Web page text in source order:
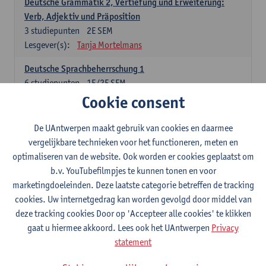
Verb, Adjektiv und Präposition
2E SEM
3 studiepunten
Lesgever(s):
Tanja Mortelmans
Deutsche Sprachbeherrschung 1
1E/2E SEM
6studiepunten
Tanja Mortelmans Alex Haider
Raum
1E/2E SEM
6 studiepunten
Lesgever(s):
Carola Strobl Alex Haider
Engels: verplichte opleidingsonderdelen
Advanced English Grammar for English Language
Professionals
1E/2E SEM
Lesgever(s):
Jim Ureel
Cookie consent
De UAntwerpen maakt gebruik van cookies en daarmee
vergelijkbare technieken voor het functioneren, meten en
optimaliseren van de website. Ook worden er cookies geplaatst om
b.v. YouTubefilmpjes te kunnen tonen en voor
marketingdoeleinden. Deze laatste categorie betreffen de tracking
cookies. Uw internetgedrag kan worden gevolgd door middel van
deze tracking cookies Door op 'Accepteer alle cookies' te klikken
gaat u hiermee akkoord. Lees ook het UAntwerpen Privacy
statement